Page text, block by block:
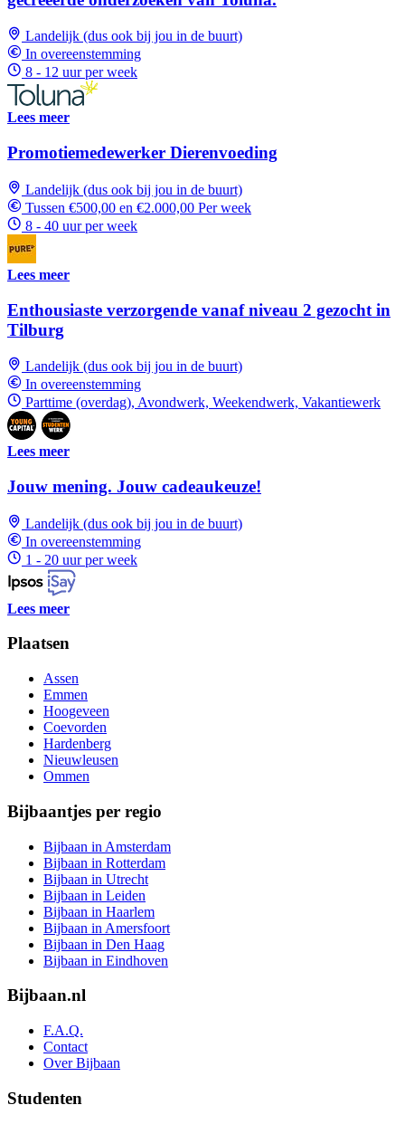
Landelijk (dus ook bij jou in de buurt)
In overeenstemming
8 - 12 uur per week
Lees meer
Promotiemedewerker Dierenvoeding
Landelijk (dus ook bij jou in de buurt)
Tussen €500,00 en €2.000,00 Per week
8 - 40 uur per week
Lees meer
Enthousiaste verzorgende vanaf niveau 2 gezocht in
Tilburg
Landelijk (dus ook bij jou in de buurt)
In overeenstemming
Parttime (overdag), Avondwerk, Weekendwerk, Vakantiewerk
Lees meer
Jouw mening. Jouw cadeaukeuze!
Landelijk (dus ook bij jou in de buurt)
In overeenstemming
1 - 20 uur per week
Lees meer
Plaatsen
Assen
Emmen
Hoogeveen
Coevorden
Hardenberg
Nieuwleusen
Ommen
Bijbaantjes per regio
Bijbaan in Amsterdam
Bijbaan in Rotterdam
Bijbaan in Utrecht
Bijbaan in Leiden
Bijbaan in Haarlem
Bijbaan in Amersfoort
Bijbaan in Den Haag
Bijbaan in Eindhoven
Bijbaan.nl
F.A.Q.
Contact
Over Bijbaan
Studenten